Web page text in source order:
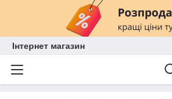
Інтернет магазин